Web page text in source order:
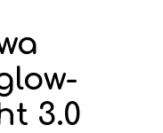
3.0